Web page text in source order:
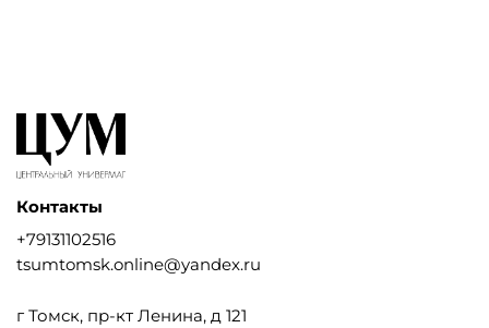
Контакты
+79131102516
tsumtomsk.online@yandex.ru
г Томск, пр-кт Ленина, д 121